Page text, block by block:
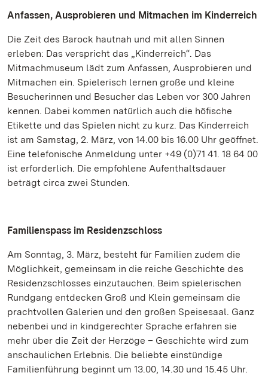
Anfassen, Ausprobieren und Mitmachen im Kinderreich
Die Zeit des Barock hautnah und mit allen Sinnen
erleben: Das verspricht das „Kinderreich“. Das
Mitmachmuseum lädt zum Anfassen, Ausprobieren und
Mitmachen ein. Spielerisch lernen große und kleine
Besucherinnen und Besucher das Leben vor 300 Jahren
kennen. Dabei kommen natürlich auch die höfische
Etikette und das Spielen nicht zu kurz. Das Kinderreich
ist am Samstag, 2. März, von 14.00 bis 16.00 Uhr geöffnet.
Eine telefonische Anmeldung unter +49 (0)71 41. 18 64 00
ist erforderlich. Die empfohlene Aufenthaltsdauer
beträgt circa zwei Stunden.
Familienspass im Residenzschloss
Am Sonntag, 3. März, besteht für Familien zudem die
Möglichkeit, gemeinsam in die reiche Geschichte des
Residenzschlosses einzutauchen. Beim spielerischen
Rundgang entdecken Groß und Klein gemeinsam die
prachtvollen Galerien und den großen Speisesaal. Ganz
nebenbei und in kindgerechter Sprache erfahren sie
mehr über die Zeit der Herzöge – Geschichte wird zum
anschaulichen Erlebnis. Die beliebte einstündige
Familienführung beginnt um 13.00, 14.30 und 15.45 Uhr.